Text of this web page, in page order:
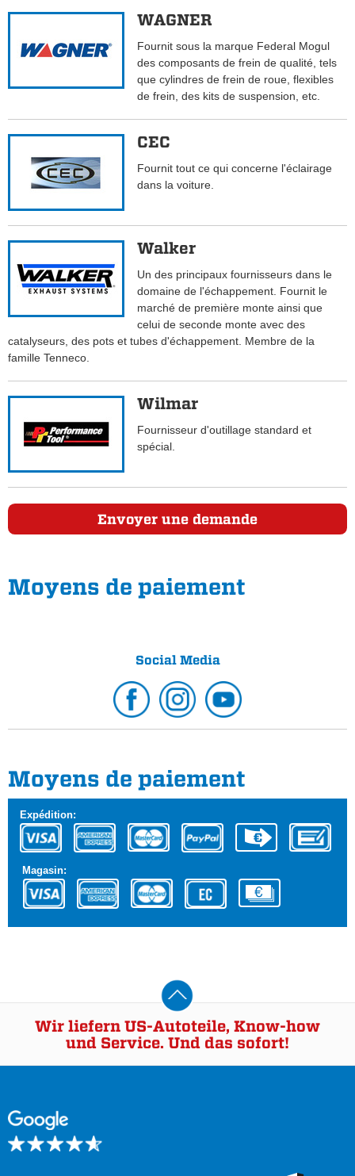
WAGNER
Fournit sous la marque Federal Mogul
des composants de frein de qualité, tels
que cylindres de frein de roue, flexibles
de frein, des kits de suspension, etc.
CEC
Fournit tout ce qui concerne l'éclairage
dans la voiture.
Walker
Un des principaux fournisseurs dans le
domaine de l'échappement. Fournit le
marché de première monte ainsi que
celui de seconde monte avec des
catalyseurs, des pots et tubes d'échappement. Membre de la
famille Tenneco.
Wilmar
Fournisseur d'outillage standard et
spécial.
Envoyer une demande
Moyens de paiement
Social Media
Moyens de paiement
Expédition:
Magasin:
Wir liefern US-Autoteile, Know-how
und Service. Und das sofort!